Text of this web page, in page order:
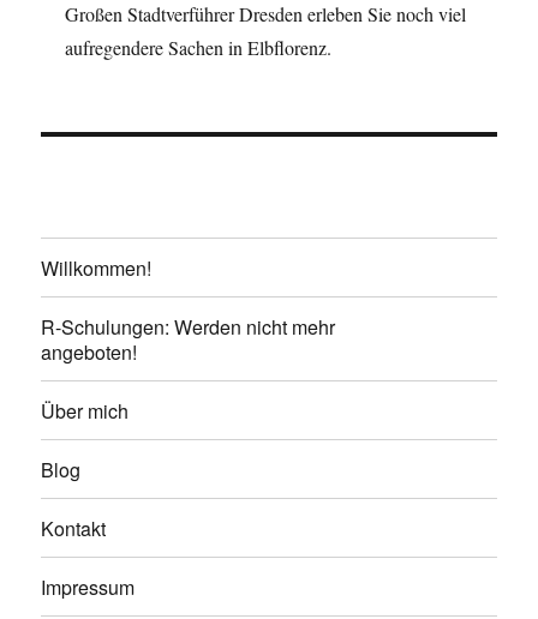
Großen Stadtverführer Dresden erleben Sie noch viel
aufregendere Sachen in Elbflorenz.
Willkommen!
R-Schulungen: Werden nicht mehr
angeboten!
Über mich
Blog
Kontakt
Impressum